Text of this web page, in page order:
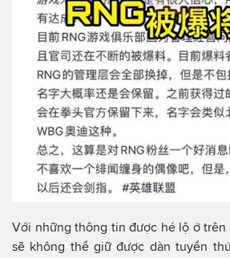
Với những thông tin được hé lộ ở trên
sẽ không thể giữ được dàn tuyển